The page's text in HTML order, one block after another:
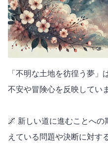
「不明な土地を彷徨う夢」
不安や冒険心を反映してい
🌌 新しい道に進むことへ
えている問題や決断に対す